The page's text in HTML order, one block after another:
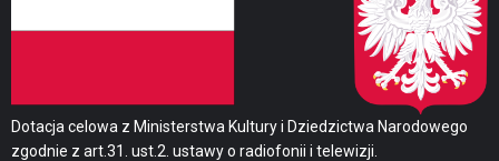
Dotacja celowa z Ministerstwa Kultury i Dziedzictwa Narodowego
zgodnie z art.31. ust.2. ustawy o radiofonii i telewizji.